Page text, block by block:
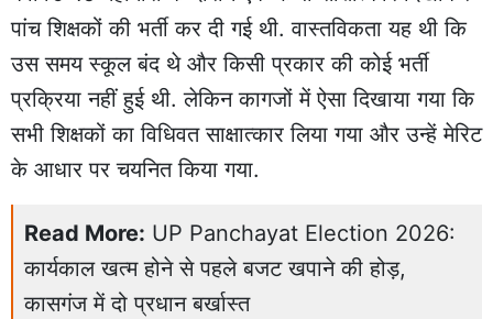
पांच शिक्षकों की भर्ती कर दी गई थी. वास्तविकता यह थी कि
उस समय स्कूल बंद थे और किसी प्रकार की कोई भर्ती
प्रक्रिया नहीं हुई थी. लेकिन कागजों में ऐसा दिखाया गया कि
सभी शिक्षकों का विधिवत साक्षात्कार लिया गया और उन्हें मेरिट
के आधार पर चयनित किया गया.
Read More: UP Panchayat Election 2026:
कार्यकाल खत्म होने से पहले बजट खपाने की होड़,
कासगंज में दो प्रधान बर्खास्त